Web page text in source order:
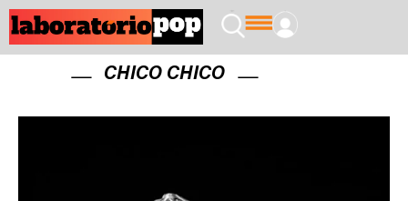
CHICO CHICO